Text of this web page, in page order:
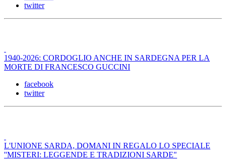
twitter
1940-2026: CORDOGLIO ANCHE IN SARDEGNA PER LA
MORTE DI FRANCESCO GUCCINI
facebook
twitter
L'UNIONE SARDA, DOMANI IN REGALO LO SPECIALE
''MISTERI: LEGGENDE E TRADIZIONI SARDE"